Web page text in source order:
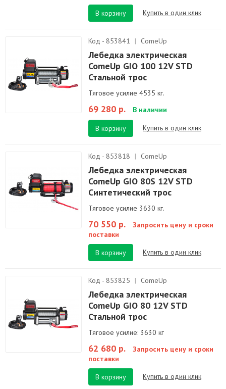
В корзину Купить в один клик
Код - 853841 | ComeUp
Лебедка электрическая
ComeUp GIO 100 12V STD
Стальной трос
Тяговое усилие 4535 кг.
69 280 р. В наличии
В корзину Купить в один клик
Код - 853818 | ComeUp
Лебедка электрическая
ComeUp GIO 80S 12V STD
Синтетический трос
Тяговое усилие 3630 кг.
70 550 р.
Запросить цену и сроки
поставки
В корзину
Купить в один клик
Код - 853825 | ComeUp
Лебедка электрическая
ComeUp GIO 80 12V STD
Стальной трос
Тяговое усилие: 3630 кг
62 680 р.
Запросить цену и сроки
поставки
В корзину
Купить в один клик